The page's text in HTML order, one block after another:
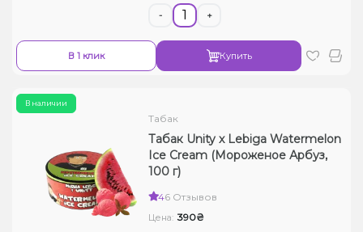
Уценка
- +
В 1 клик Купить
В наличии
Табак
Табак Unity x Lebiga Watermelon
Ice Cream (Мороженое Арбуз,
100 г)
46 Отзывов
Цена: 390₴